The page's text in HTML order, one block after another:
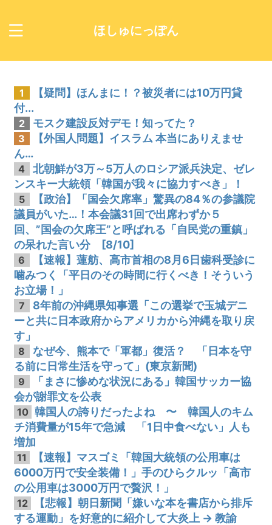
ほしゅにっぽん
1
【疑問】ほんまに！？被災者には10万円貸
付...
2 モスク建設反対デモ！知ってた？
3
【外国人問題】イスラム 本当にありえませ
ん…
4
北朝鮮が3万～5万人のロシア派兵決定、ゼレ
ンスキー大統領「韓国が我々に協力すべき」！
5
【政治】「国会欠席率」驚異の84％の参議院
議員がいた…！本会議31回で出席わずか５
回、”国会の欠席王”と呼ばれる「自民党の重鎮」
の呆れた言い分 [8/10]
6
【速報】蓮舫、高市首相の8月6日歯科受診に
噛みつく「平日のその時間に行くべき！そういう
お立場！」
7
8年前の沖縄県知事選「この選挙で玉城デニ
ーと共に日本政府からアメリカから沖縄を取り戻
す」
8
なぜ今、熊本で「軍都」復活？ 「日本を守
る前に日常生活を守って」(東京新聞)
9
「まさに惨めな状況にある」韓国サッカー協
会が謝罪文を公表
10 韓国人の誇りだったよね 〜 韓国人のキム
チ消費量が15年で急減 「1日中食べない」人も
増加
11
【速報】マスゴミ「韓国大統領の公用車は
6000万円で安全装備！」手のひらクルッ「高市
の公用車は3000万円で贅沢！」
12
【悲報】朝日新聞「嫌いな本を書店から排斥
する運動」を好意的に紹介して大炎上 → 教諭